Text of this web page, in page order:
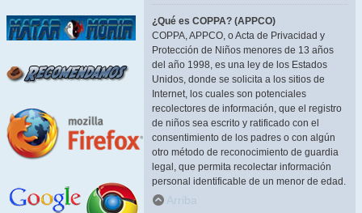
¿Qué es COPPA? (APPCO)
COPPA, APPCO, o Acta de Privacidad y
Protección de Niños menores de 13 años
del año 1998, es una ley de los Estados
Unidos, donde se solicita a los sitios de
Internet, los cuales son potenciales
recolectores de información, que el registro
de niños sea escrito y ratificado con el
consentimiento de los padres o con algún
otro método de reconocimiento de guardia
legal, que permita recolectar información
personal identificable de un menor de edad.
Arriba